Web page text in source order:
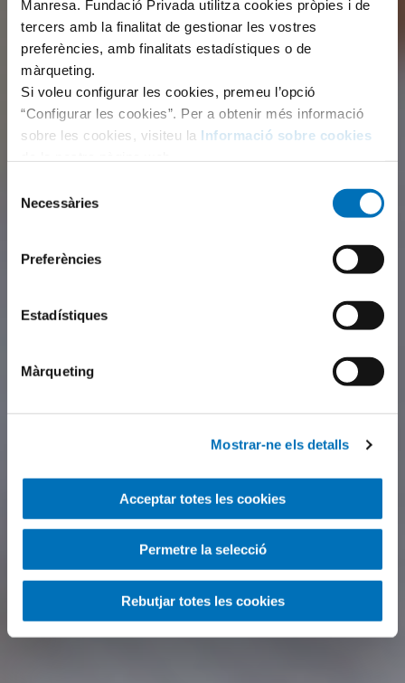
Manresa. Fundació Privada utilitza cookies pròpies i de
tercers amb la finalitat de gestionar les vostres
preferències, amb finalitats estadístiques o de
màrqueting.
Si voleu configurar les cookies, premeu l’opció
“Configurar les cookies”. Per a obtenir més informació
sobre les cookies, visiteu la Informació sobre cookies
Necessàries
Preferències
Estadístiques
Màrqueting
Mostrar-ne els detalls
Acceptar totes les cookies
Permetre la selecció
Rebutjar totes les cookies